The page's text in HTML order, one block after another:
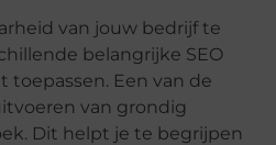
van jouw bedrijf te
belangrijke SEO
toepassen. Een van de
van grondig
Dit helpt je te begrijpen